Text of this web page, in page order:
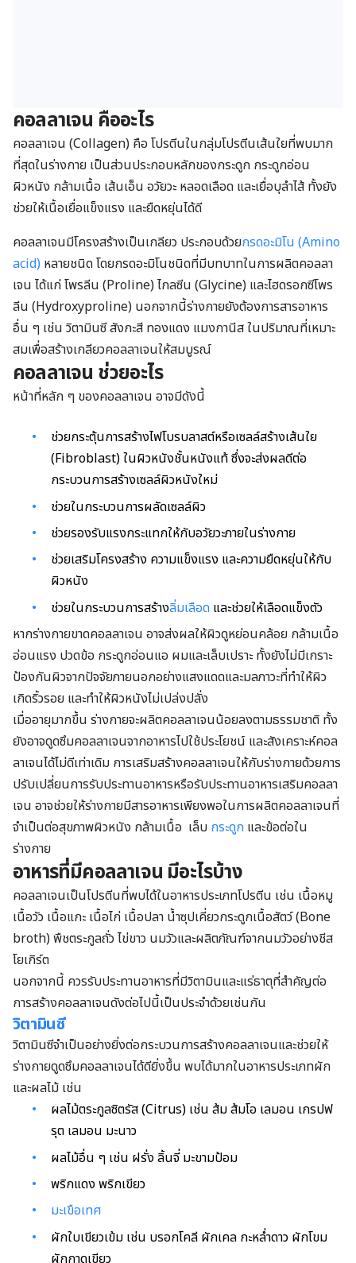
คอลลาเจน คืออะไร
คอลลาเจน (Collagen) คือ โปรตีนในกลุ่มโปรตีนเส้นใยที่พบมาก
ที่สุดในร่างกาย เป็นส่วนประกอบหลักของกระดูก กระดูกอ่อน
ผิวหนัง กล้ามเนื้อ เส้นเอ็น อวัยวะ หลอดเลือด และเยื่อบุลำไส้ ทั้งยัง
ช่วยให้เนื้อเยื่อแข็งแรง และยืดหยุ่นได้ดี
คอลลาเจนมีโครงสร้างเป็นเกลียว ประกอบด้วยกรดอะมิโน (Amino
acid) หลายชนิด โดยกรดอะมิโนชนิดที่มีบทบาทในการผลิตคอลลา
เจน ได้แก่ โพรลีน (Proline) ไกลซีน (Glycine) และไฮดรอกซีโพร
ลีน (Hydroxyproline) นอกจากนี้ร่างกายยังต้องการสารอาหาร
อื่น ๆ เช่น วิตามินซี สังกะสี ทองแดง แมงกานีส ในปริมาณที่เหมาะ
สมเพื่อสร้างเกลียวคอลลาเจนให้สมบูรณ์
คอลลาเจน ช่วยอะไร
หน้าที่หลัก ๆ ของคอลลาเจน อาจมีดังนี้
ช่วยกระตุ้นการสร้างไฟโบรบลาสต์หรือเซลล์สร้างเส้นใย
(Fibroblast) ในผิวหนังชั้นหนังแท้ ซึ่งจะส่งผลดีต่อ
กระบวนการสร้างเซลล์ผิวหนังใหม่
ช่วยในกระบวนการผลัดเซลล์ผิว
ช่วยรองรับแรงกระแทกให้กับอวัยวะภายในร่างกาย
ช่วยเสริมโครงสร้าง ความแข็งแรง และความยืดหยุ่นให้กับ
ผิวหนัง
ช่วยในกระบวนการสร้างลิ่มเลือด และช่วยให้เลือดแข็งตัว
หากร่างกายขาดคอลลาเจน อาจส่งผลให้ผิวดูหย่อนคล้อย กล้ามเนื้อ
อ่อนแรง ปวดข้อ กระดูกอ่อนแอ ผมและเล็บเปราะ ทั้งยังไม่มีเกราะ
ป้องกันผิวจากปัจจัยภายนอกอย่างแสงแดดและมลภาวะที่ทำให้ผิว
เกิดริ้วรอย และทำให้ผิวหนังไม่เปล่งปลั่ง
เมื่ออายุมากขึ้น ร่างกายจะผลิตคอลลาเจนน้อยลงตามธรรมชาติ ทั้ง
ยังอาจดูดซึมคอลลาเจนจากอาหารไปใช้ประโยชน์ และสังเคราะห์คอล
ลาเจนได้ไม่ดีเท่าเดิม การเสริมสร้างคอลลาเจนให้กับร่างกายด้วยการ
ปรับเปลี่ยนการรับประทานอาหารหรือรับประทานอาหารเสริมคอลลา
เจน อาจช่วยให้ร่างกายมีสารอาหารเพียงพอในการผลิตคอลลาเจนที่
จำเป็นต่อสุขภาพผิวหนัง กล้ามเนื้อ เล็บ กระดูก และข้อต่อใน
ร่างกาย
อาหารที่มีคอลลาเจน มีอะไรบ้าง
คอลลาเจนเป็นโปรตีนที่พบได้ในอาหารประเภทโปรตีน เช่น เนื้อหมู
เนื้อวัว เนื้อแกะ เนื้อไก่ เนื้อปลา น้ำซุปเคี่ยวกระดูกเนื้อสัตว์ (Bone
broth) พืชตระกูลถั่ว ไข่ขาว นมวัวและผลิตภัณฑ์จากนมวัวอย่างชีส
โยเกิร์ต
นอกจากนี้ ควรรับประทานอาหารที่มีวิตามินและแร่ธาตุที่สำคัญต่อ
การสร้างคอลลาเจนดังต่อไปนี้เป็นประจำด้วยเช่นกัน
วิตามินซี
วิตามินซีจำเป็นอย่างยิ่งต่อกระบวนการสร้างคอลลาเจนและช่วยให้
ร่างกายดูดซึมคอลลาเจนได้ดียิ่งขึ้น พบได้มากในอาหารประเภทผัก
และผลไม้ เช่น
ผลไม้ตระกูลซิตรัส (Citrus) เช่น ส้ม ส้มโอ เลมอน เกรปฟ
รุต เลมอน มะนาว
ผลไม้อื่น ๆ เช่น ฝรั่ง ลิ้นจี่ มะขามป้อม
พริกแดง พริกเขียว
มะเขือเทศ
ผักใบเขียวเข้ม เช่น บรอกโคลี ผักเคล กะหล่ำดาว ผักโขม
ผักกาดเขียว